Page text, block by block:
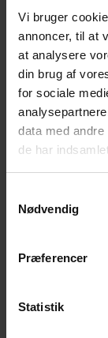
Vi bruger
annoncer, til at
at analysere
din brug af
for sociale
data med
de har
Nødvendig
Præferencer
Statistik
Gudstjenesten
deres sympati
efterlevende.
Efter
forfriskning og
kort fortælle
individuelt